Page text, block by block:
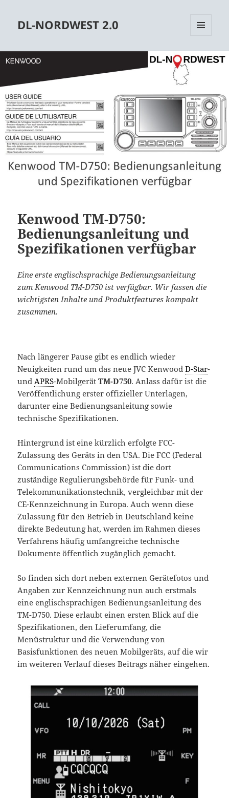
DL-NORDWEST 2.0
WIDGETS
Kenwood TM-D750:
Bedienungsanleitung und
Spezifikationen verfügbar
Eine erste englischsprachige Bedienungsanleitung
zum Kenwood TM-D750 ist verfügbar. Wir fassen die
wichtigsten Inhalte und Produktfeatures kompakt
zusammen.
Nach längerer Pause gibt es endlich wieder
Neuigkeiten rund um das neue JVC KenwoodD-Star-
und APRS-MobilgerätTM-D750. Anlass dafür ist die
Veröffentlichung erster offizieller Unterlagen,
darunter eine Bedienungsanleitung sowie
technische Spezifikationen.
Hintergrund ist eine kürzlich erfolgte FCC-
Zulassung des Geräts in den USA. Die FCC (Federal
Communications Commission) ist die dort
zuständige Regulierungsbehörde für Funk- und
Telekommunikationstechnik, vergleichbar mit der
CE-Kennzeichnung in Europa. Auch wenn diese
Zulassung für den Betrieb in Deutschland keine
direkte Bedeutung hat, werden im Rahmen dieses
Verfahrens häufig umfangreiche technische
Dokumente öffentlich zugänglich gemacht.
So finden sich dort neben externen Gerätefotos und
Angaben zur Kennzeichnung nun auch erstmals
eine englischsprachigen Bedienungsanleitung des
TM-D750. Diese erlaubt einen ersten Blick auf die
Spezifikationen, den Lieferumfang, die
Menüstruktur und die Verwendung von
Basisfunktionen des neuen Mobilgeräts, auf die wir
im weiteren Verlauf dieses Beitrags näher eingehen.